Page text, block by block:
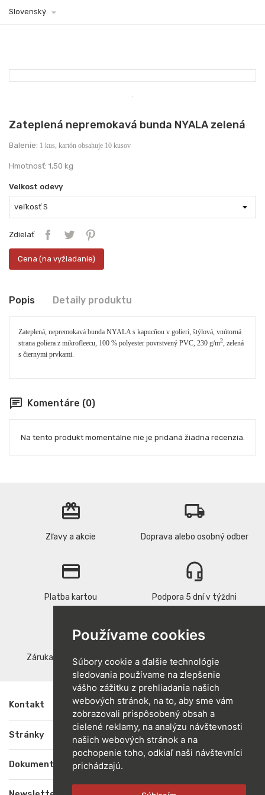
Používame cookies
Súbory cookie a ďalšie technológie
sledovania používame na zlepšenie
vášho zážitku z prehliadania našich
webových stránok, na to, aby sme vám
zobrazovali prispôsobený obsah a
cielené reklamy, na analýzu návštevnosti
našich webových stránok a na
pochopenie toho, odkiaľ naši návštevníci
prichádzajú.
Slovenský 
Zateplená nepremokavá bunda NYALA zelená
Balenie: 1 kus, kartón obsahuje 10 kusov
Hmotnosť: 1,50 kg
Velkost odevy
Zdielať
Cena (na vyžiadanie)
Popis Detaily produktu
Zateplená, nepremokavá bunda NYALA s kapucňou v golieri, štýlová, vnútorná
strana goliera z mikrofleecu, 100 % polyester povrstvený PVC, 230 g/m2 , zelená
s čiernymi prvkami.
chat Komentáre (0)
Na tento produkt momentálne nie je pridaná žiadna recenzia.
card_giftcard
Zľavy a akcie
local_shipping
Doprava alebo osobný odber
credit_card
Platba kartou
headset_mic
Podpora 5 dní v týždni
replay
Záruka vrátenia peňazí
verified
Kvalitné produkty
Kontakt
Stránky
Dokumenty